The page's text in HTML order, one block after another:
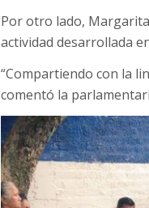
Por otro lado,
actividad desarrollada
“Compartiendo con la
comentó la